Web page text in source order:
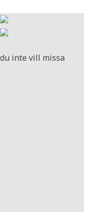
inte vill missa